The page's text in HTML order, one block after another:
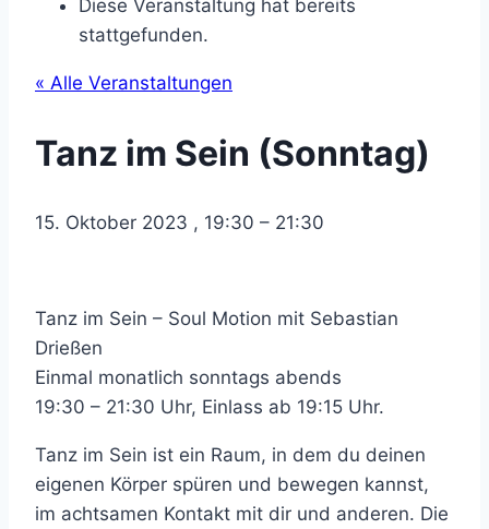
Diese Veranstaltung hat bereits
stattgefunden.
« Alle Veranstaltungen
Tanz im Sein (Sonntag)
15. Oktober 2023 , 19:30 – 21:30
Tanz im Sein – Soul Motion mit Sebastian
Drießen
Einmal monatlich sonntags abends
19:30 – 21:30 Uhr, Einlass ab 19:15 Uhr.
Tanz im Sein ist ein Raum, in dem du deinen
eigenen Körper spüren und bewegen kannst,
im achtsamen Kontakt mit dir und anderen. Die